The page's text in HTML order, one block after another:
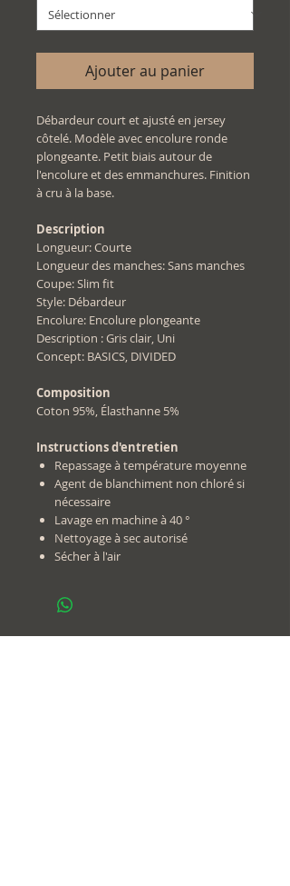
Ajouter au panier
Débardeur court et ajusté en jersey
côtelé. Modèle avec encolure ronde
plongeante. Petit biais autour de
l'encolure et des emmanchures. Finition
à cru à la base.
Description
Longueur: Courte
Longueur des manches: Sans manches
Coupe: Slim fit
Style: Débardeur
Encolure: Encolure plongeante
Description : Gris clair, Uni
Concept: BASICS, DIVIDED
Composition
Coton 95%, Élasthanne 5%
Instructions d'entretien
Repassage à température moyenne
Agent de blanchiment non chloré si
nécessaire
Lavage en machine à 40 °
Nettoyage à sec autorisé
Sécher à l'air